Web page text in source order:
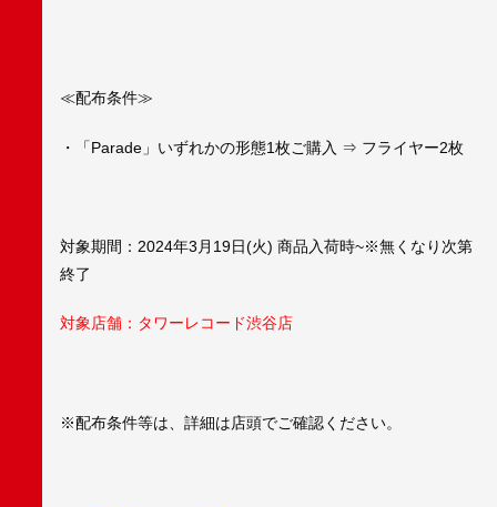
≪配布条件≫
・「Parade」いずれかの形態1枚ご購入 ⇒ フライヤー2枚
対象期間：2024年3月19日(火) 商品入荷時~※無くなり次第
終了
対象店舗：タワーレコード渋谷店
※配布条件等は、詳細は店頭でご確認ください。